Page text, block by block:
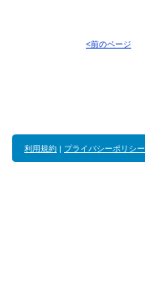
<前のページ
利用規約 | プライバシーポリシー